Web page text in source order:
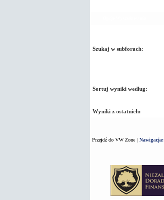
Szukaj w subforach:
Sortuj wyniki według:
Wyniki z ostatnich:
Przejdź do VW Zone| Nawigacja: